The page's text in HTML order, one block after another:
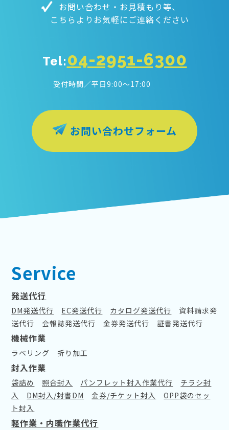
お問い合わせ・お見積もり等、
こちらよりお気軽にご連絡ください
Tel:04-2951-6300
受付時間／平日9:00〜17:00
お問い合わせフォーム
Service
発送代行
DM発送代行 EC発送代行 カタログ発送代行
資料請求発
送代行
会報誌発送代行 金券発送代行 証書発送代行
機械作業
ラベリング 折り加工
封入作業
袋詰め 照合封入 パンフレット封入作業代行
チラシ封
入
DM封入/封書DM 金券/チケット封入
OPP袋のセッ
ト封入
軽作業・内職作業代行